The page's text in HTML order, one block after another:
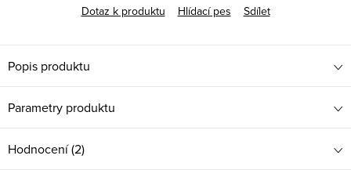
Dotaz k produktu
Hlídací pes Sdílet
Popis produktu
Parametry produktu
Hodnocení (2)